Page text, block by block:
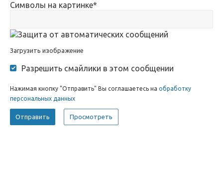
Символы на картинке*
Загрузить изображение
Разрешить смайлики в этом сообщении
Нажимая кнопку "Отправить" Вы соглашаетесь на обработку
персональных данных